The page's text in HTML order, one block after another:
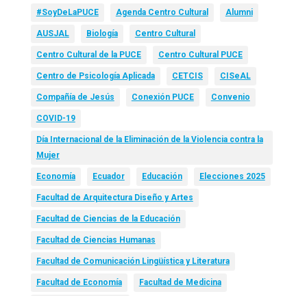
#SoyDeLaPUCE Agenda Centro Cultural Alumni
AUSJAL Biología Centro Cultural
Centro Cultural de la PUCE Centro Cultural PUCE
Centro de Psicología Aplicada CETCIS CISeAL
Compañía de Jesús Conexión PUCE Convenio
COVID-19
Día Internacional de la Eliminación de la Violencia contra la
Mujer
Economía Ecuador Educación Elecciones 2025
Facultad de Arquitectura Diseño y Artes
Facultad de Ciencias de la Educación
Facultad de Ciencias Humanas
Facultad de Comunicación Lingüística y Literatura
Facultad de Economía Facultad de Medicina